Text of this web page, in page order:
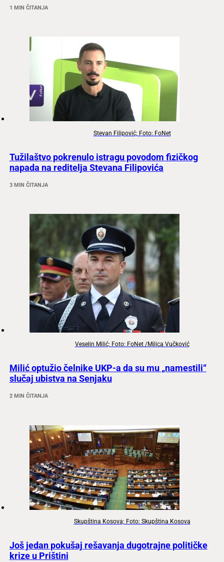
1 MIN ČITANJA
Stevan Filipović; Foto: FoNet
Tužilaštvo pokrenulo istragu povodom fizičkog
napada na reditelja Stevana Filipovića
3 MIN ČITANJA
Veselin Milić; Foto: FoNet /Milica Vučković
Milić optužio čelnike UKP-a da su mu „namestili“
slučaj ubistva na Senjaku
2 MIN ČITANJA
Skupština Kosova; Foto: Skupština Kosova
Još jedan pokušaj rešavanja dugotrajne političke
krize u Prištini